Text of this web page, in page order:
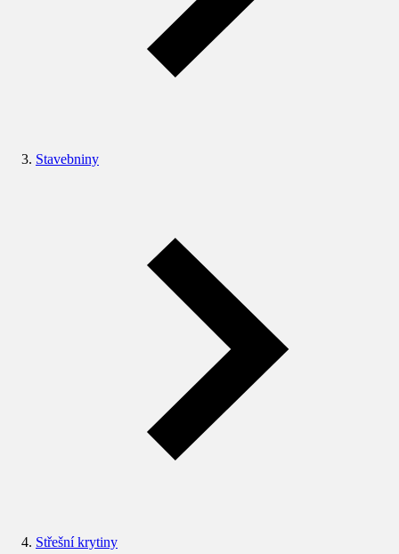
Stavebniny
Střešní krytiny